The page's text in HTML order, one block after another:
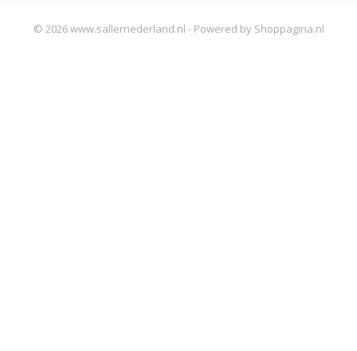
© 2026 www.sallernederland.nl - Powered by Shoppagina.nl